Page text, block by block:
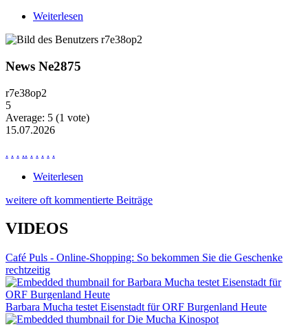
Weiterlesen
News Ne2875
r7e38op2
5
Average: 5 (1 vote)
15.07.2026
. . . .. . . . . .
Weiterlesen
weitere oft kommentierte Beiträge
VIDEOS
Café Puls - Online-Shopping: So bekommen Sie die Geschenke
rechtzeitig
Barbara Mucha testet Eisenstadt für ORF Burgenland Heute